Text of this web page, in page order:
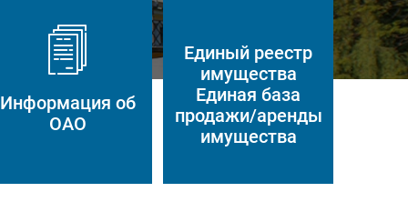
Информация об
ОАО
Единый реестр
имущества
Единая база
продажи/аренды
имущества